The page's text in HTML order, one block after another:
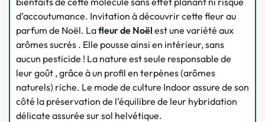
d’accoutumance. Invitation à découvrir cette fleur au
parfum de Noël. Lafleur de Noël est une variété aux
arômes sucrés . Elle pousse ainsi en intérieur, sans
aucun pesticide ! La nature est seule responsable de
leur goût , grâce à un profil en terpènes (arômes
naturels) riche. Le mode de culture Indoor assure de son
côté la préservation de l’équilibre de leur hybridation
délicate assurée sur sol helvétique.